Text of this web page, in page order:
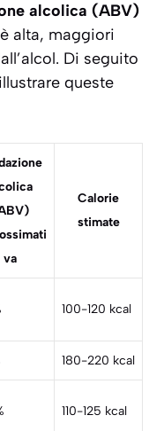
alcolica (ABV)
alta, maggiori
Di seguito
queste
va
Calorie
stimate
100-120 kcal
180-220 kcal
110-125 kcal